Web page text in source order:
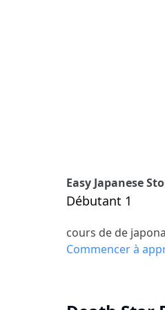
Easy Japanese
Débutant 1
cours de de
Commencer à